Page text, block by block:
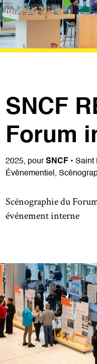
SNCF
Forum
2025, pourSNCF • Saint
Évènementiel,
Scénographie du
événement interne